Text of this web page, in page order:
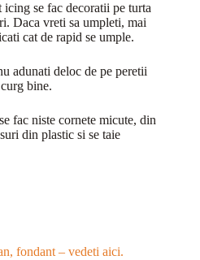
icing se fac decoratii pe turta
Daca vreti sa umpleti, mai
cat de rapid se umple.
adunati deloc de pe peretii
bine.
fac niste cornete micute, din
din plastic si se taie
fondant – vedeti aici.